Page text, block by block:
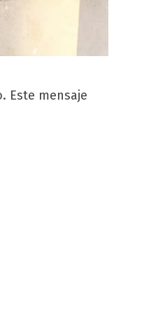
Este mensaje